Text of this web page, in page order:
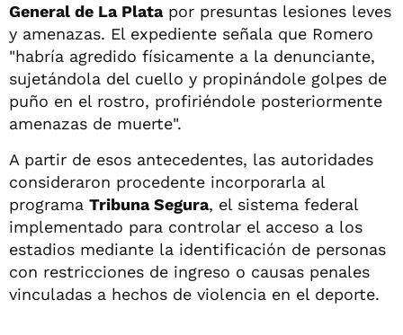
General de La Platapor presuntas lesiones leves
y amenazas. El expediente señala que Romero
"habría agredido físicamente a la denunciante,
sujetándola del cuello y propinándole golpes de
puño en el rostro, profiriéndole posteriormente
amenazas de muerte".
A partir de esos antecedentes, las autoridades
consideraron procedente incorporarla al
programa Tribuna Segura, el sistema federal
implementado para controlar el acceso a los
estadios mediante la identificación de personas
con restricciones de ingreso o causas penales
vinculadas a hechos de violencia en el deporte.